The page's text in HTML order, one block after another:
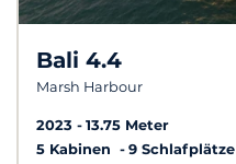
Bali 4.4
Marsh Harbour
2023
13.75 Meter
5 Kabinen
9 Schlafplätze